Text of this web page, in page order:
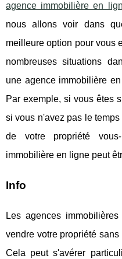
agence immobilière en
nous allons voir dans
meilleure option pour vous
nombreuses situations
une agence immobilière
Par exemple, si vous êtes
si vous n'avez pas le
de votre propriété
immobilière en ligne peut
Info
Les agences
vendre votre propriété
Cela peut s'avérer